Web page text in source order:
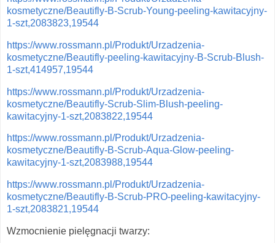
kosmetyczne/Beautifly-B-Scrub-Young-peeling-kawitacyjny-
1-szt,2083823,19544
https://www.rossmann.pl/Produkt/Urzadzenia-
kosmetyczne/Beautifly-peeling-kawitacyjny-B-Scrub-Blush-
1-szt,414957,19544
https://www.rossmann.pl/Produkt/Urzadzenia-
kosmetyczne/Beautifly-Scrub-Slim-Blush-peeling-
kawitacyjny-1-szt,2083822,19544
https://www.rossmann.pl/Produkt/Urzadzenia-
kosmetyczne/Beautifly-B-Scrub-Aqua-Glow-peeling-
kawitacyjny-1-szt,2083988,19544
https://www.rossmann.pl/Produkt/Urzadzenia-
kosmetyczne/Beautifly-B-Scrub-PRO-peeling-kawitacyjny-
1-szt,2083821,19544
Wzmocnienie pielęgnacji twarzy: